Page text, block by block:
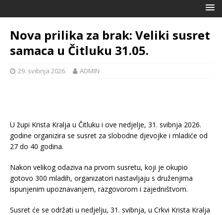
Nova prilika za brak: Veliki susret
samaca u Čitluku 31.05.
29. svibnja 2026. ADMIN
U župi Krista Kralja u Čitluku i ove nedjelje, 31. svibnja 2026.
godine organizira se susret za slobodne djevojke i mladiće od
27 do 40 godina.
Nakon velikog odaziva na prvom susretu, koji je okupio
gotovo 300 mladih, organizatori nastavljaju s druženjima
ispunjenim upoznavanjem, razgovorom i zajedništvom.
Susret će se održati u nedjelju, 31. svibnja, u Crkvi Krista Kralja